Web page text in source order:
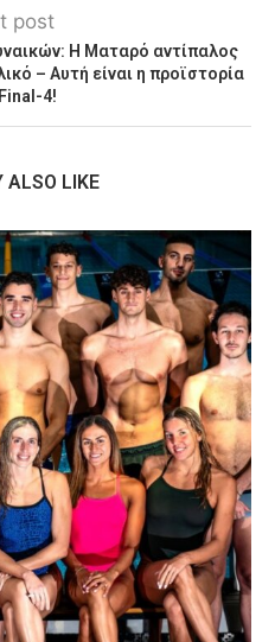
post
Η Ματαρό αντίπαλος
– Αυτή είναι η προϊστορία
4!
ALSO LIKE